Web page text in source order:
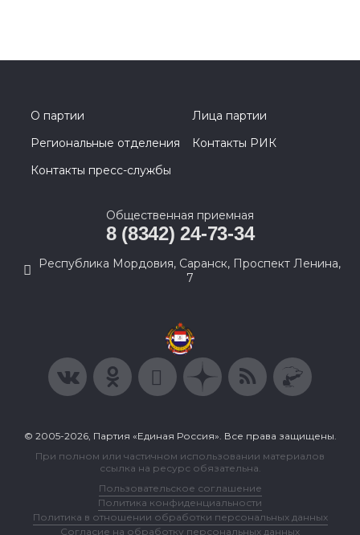
О партии
Лица партии
Региональные отделения
Контакты РИК
Контакты пресс-службы
Общественная приемная
8 (8342) 24-73-34
Республика Мордовия, Саранск, Проспект Ленина,
7
© 2005-2026, Партия «Единая Россия». Все права защищены.
При полном или частичном использовании материалов
ссылка на ресурс обязательна.
Пользовательское соглашение
Политика конфиденциальности
Политика в отношении обработки персональных данных
Согласие на обработку персональных данных